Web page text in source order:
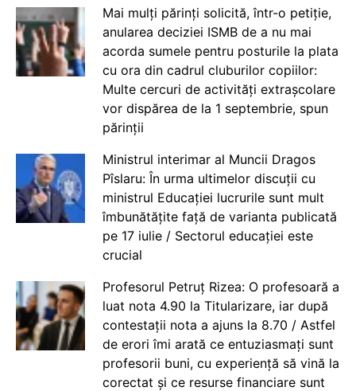
Mai mulți părinți solicită, într-o petiție,
anularea deciziei ISMB de a nu mai
acorda sumele pentru posturile la plata
cu ora din cadrul cluburilor copiilor:
Multe cercuri de activități extrașcolare
vor dispărea de la 1 septembrie, spun
părinții
Ministrul interimar al Muncii Dragos
Pîslaru: În urma ultimelor discuții cu
ministrul Educației lucrurile sunt mult
îmbunătățite față de varianta publicată
pe 17 iulie / Sectorul educației este
crucial
Profesorul Petruț Rizea: O profesoară a
luat nota 4.90 la Titularizare, iar după
contestații nota a ajuns la 8.70 / Astfel
de erori îmi arată ce entuziasmați sunt
profesorii buni, cu experiență să vină la
corectat și ce resurse financiare sunt